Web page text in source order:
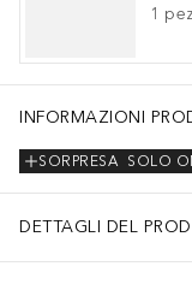
1
INFORMAZIONI
SOLO
SORPRESA
DETTAGLI DEL